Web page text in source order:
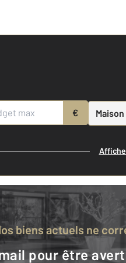
€ Maison
Nos biens actuels ne